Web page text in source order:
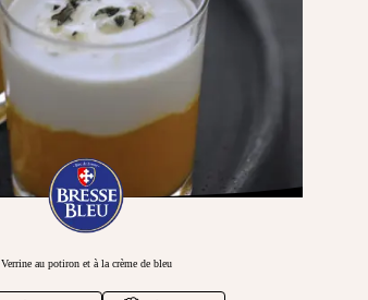
Verrine au potiron et à la crème de bleu